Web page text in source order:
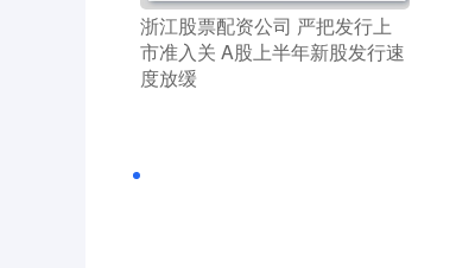
​浙江股票配资公司 严把发行上
市准入关 A股上半年新股发行速
度放缓